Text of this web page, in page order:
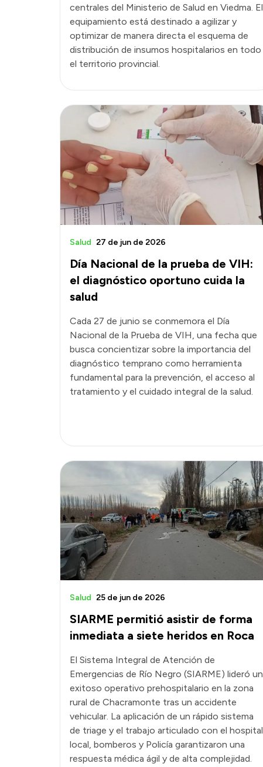
centrales del Ministerio de Salud en Viedma. El
equipamiento está destinado a agilizar y
optimizar de manera directa el esquema de
distribución de insumos hospitalarios en todo
el territorio provincial.
Día Nacional de la prueba de VIH:
el diagnóstico oportuno cuida la
salud
Salud 27 de jun de 2026
Cada 27 de junio se conmemora el Día
Nacional de la Prueba de VIH, una fecha que
busca concientizar sobre la importancia del
diagnóstico temprano como herramienta
fundamental para la prevención, el acceso al
tratamiento y el cuidado integral de la salud.
SIARME permitió asistir de forma
inmediata a siete heridos en Roca
Salud 25 de jun de 2026
​El Sistema Integral de Atención de
Emergencias de Río Negro (SIARME) lideró un
exitoso operativo prehospitalario en la zona
rural de Chacramonte tras un accidente
vehicular. La aplicación de un rápido sistema
de triage y el trabajo articulado con el hospital
local, bomberos y Policía garantizaron una
respuesta médica ágil y de alta complejidad.